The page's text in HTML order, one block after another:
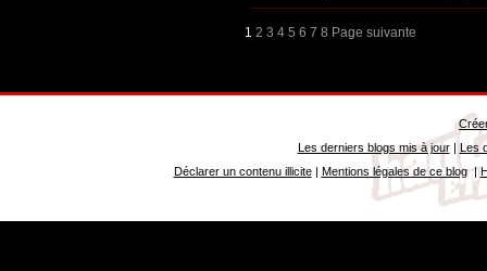
1 2 3 4 5 6 7 8 Page suivante
Les derniers blogs mis à jour|
Les
Déclarer un contenu illicite| Mentions légales de ce blog|